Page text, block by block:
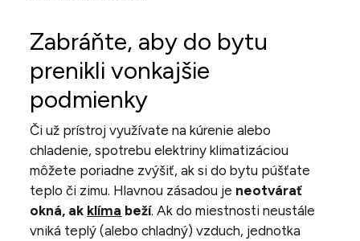
Zabráňte, aby do bytu
prenikli vonkajšie
podmienky
Či už prístroj využívate na kúrenie alebo
chladenie, spotrebu elektriny klimatizáciou
môžete poriadne zvýšiť, ak si do bytu púšťate
teplo či zimu. Hlavnou zásadou je neotvárať
okná, ak klíma beží. Ak do miestnosti neustále
vniká teplý (alebo chladný) vzduch, jednotka